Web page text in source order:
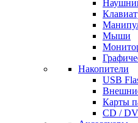
Мыши
Накопители
USB
Карты
CD /